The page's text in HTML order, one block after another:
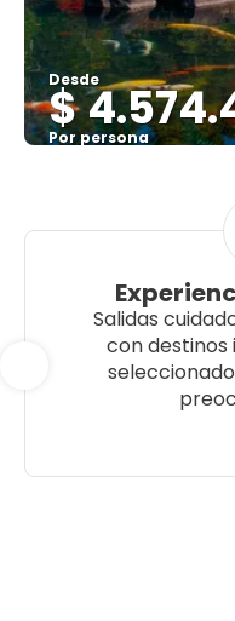
Desde
$
Por persona
Salidas
con destinos